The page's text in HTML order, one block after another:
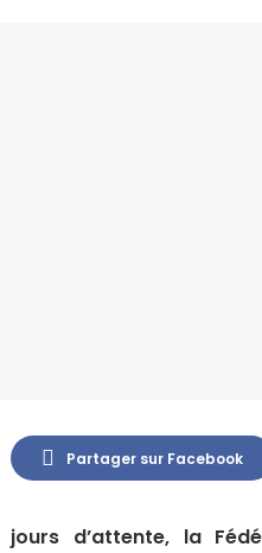
Partager sur Facebook
jours d’attente, la